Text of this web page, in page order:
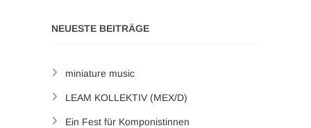
NEUESTE BEITRÄGE
miniature music
LEAM KOLLEKTIV (MEX/D)
Ein Fest für Komponistinnen